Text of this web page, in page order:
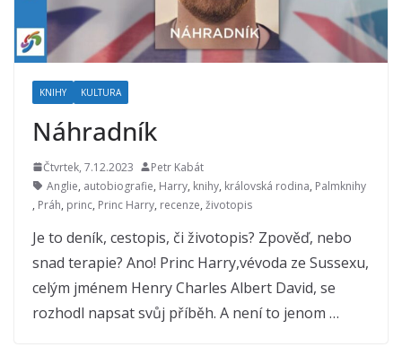
KNIHY KULTURA
Náhradník
Čtvrtek, 7.12.2023
Petr Kabát
Anglie, autobiografie, Harry, knihy, královská rodina, Palmknihy
, Práh, princ, Princ Harry, recenze, životopis
Je to deník, cestopis, či životopis? Zpověď, nebo
snad terapie? Ano! Princ Harry,vévoda ze Sussexu,
celým jménem Henry Charles Albert David, se
rozhodl napsat svůj příběh. A není to jenom …